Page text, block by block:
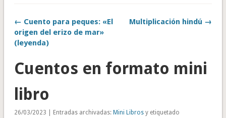
← Cuento para peques: «El
origen del erizo de mar»
(leyenda)
Multiplicación hindú →
Cuentos en formato mini
libro
26/03/2023 | Entradas archivadas: Mini Librosy etiquetado